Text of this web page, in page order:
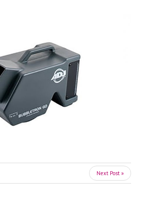
Next Post »